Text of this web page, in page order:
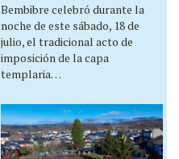
Bembibre celebró durante la
noche de este sábado, 18 de
julio, el tradicional acto de
imposición de la capa
templaria…